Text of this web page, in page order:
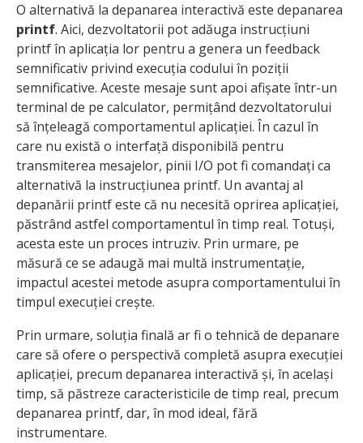
O alternativă la depanarea interactivă este depanarea
printf. Aici, dezvoltatorii pot adăuga instrucțiuni
printf în aplicația lor pentru a genera un feedback
semnificativ privind execuția codului în poziții
semnificative. Aceste mesaje sunt apoi afișate într-un
terminal de pe calculator, permițând dezvoltatorului
să înțeleagă comportamentul aplicației. În cazul în
care nu există o interfață disponibilă pentru
transmiterea mesajelor, pinii I/O pot fi comandați ca
alternativă la instrucțiunea printf. Un avantaj al
depanării printf este că nu necesită oprirea aplicației,
păstrând astfel comportamentul în timp real. Totuși,
acesta este un proces intruziv. Prin urmare, pe
măsură ce se adaugă mai multă instrumentație,
impactul acestei metode asupra comportamentului în
timpul execuției crește.
Prin urmare, soluția finală ar fi o tehnică de depanare
care să ofere o perspectivă completă asupra execuției
aplicației, precum depanarea interactivă și, în același
timp, să păstreze caracteristicile de timp real, precum
depanarea printf, dar, în mod ideal, fără
instrumentare.